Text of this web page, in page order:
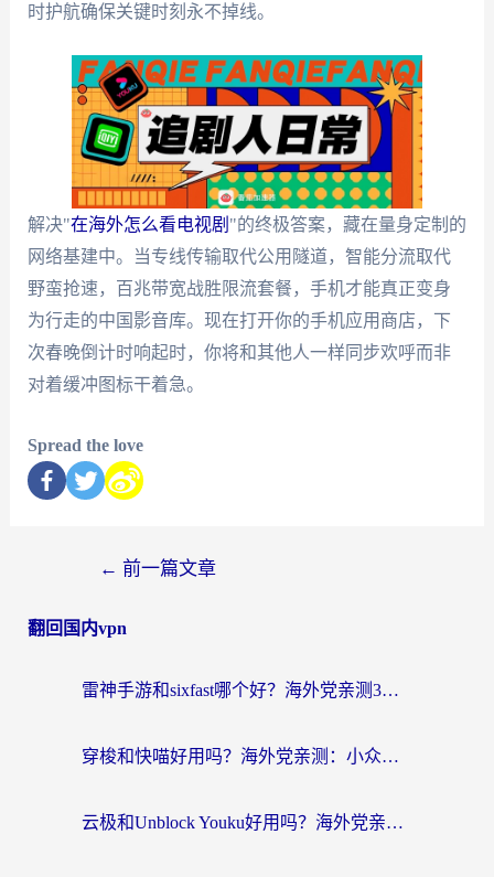
时护航确保关键时刻永不掉线。
解决"在海外怎么看电视剧 "的终极答案，藏在量身定制的
网络基建中。当专线传输取代公用隧道，智能分流取代
野蛮抢速，百兆带宽战胜限流套餐，手机才能真正变身
为行走的中国影音库。现在打开你的手机应用商店，下
次春晚倒计时响起时，你将和其他人一样同步欢呼而非
对着缓冲图标干着急。
Spread the love
← 前一篇文章
翻回国内vpn
雷神手游和sixfast哪个好？海外党亲测3款回国加速器，教你选对不踩坑
穿梭和快喵好用吗？海外党亲测：小众加速器对比+番茄加速器深度体验
云极和Unblock Youku好用吗？海外党亲测+2026回国加速器避坑指南